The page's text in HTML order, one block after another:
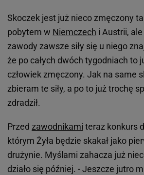
Skoczek jest już nieco zmęczony
pobytem w Niemczech i Austrii,
zawody zawsze siły się u niego
że po całych dwóch tygodniach to
człowiek zmęczony. Jak na same
zbieram te siły, a po to już trochę
zdradził.
Przed zawodnikami teraz konkurs
którym Żyła będzie skakał jako
drużynie. Myślami zahacza już
działo się później. - Jeszcze jutro